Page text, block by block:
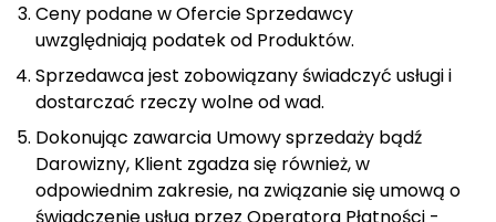
Ceny podane w Ofercie Sprzedawcy
uwzględniają podatek od Produktów.
Sprzedawca jest zobowiązany świadczyć usługi i
dostarczać rzeczy wolne od wad.
Dokonując zawarcia Umowy sprzedaży bądź
Darowizny, Klient zgadza się również, w
odpowiednim zakresie, na związanie się umową o